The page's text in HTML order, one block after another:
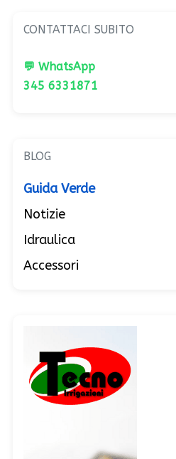
CONTATTACI SUBITO
💬 WhatsApp
345 6331871
BLOG
Guida Verde
Notizie
Idraulica
Accessori